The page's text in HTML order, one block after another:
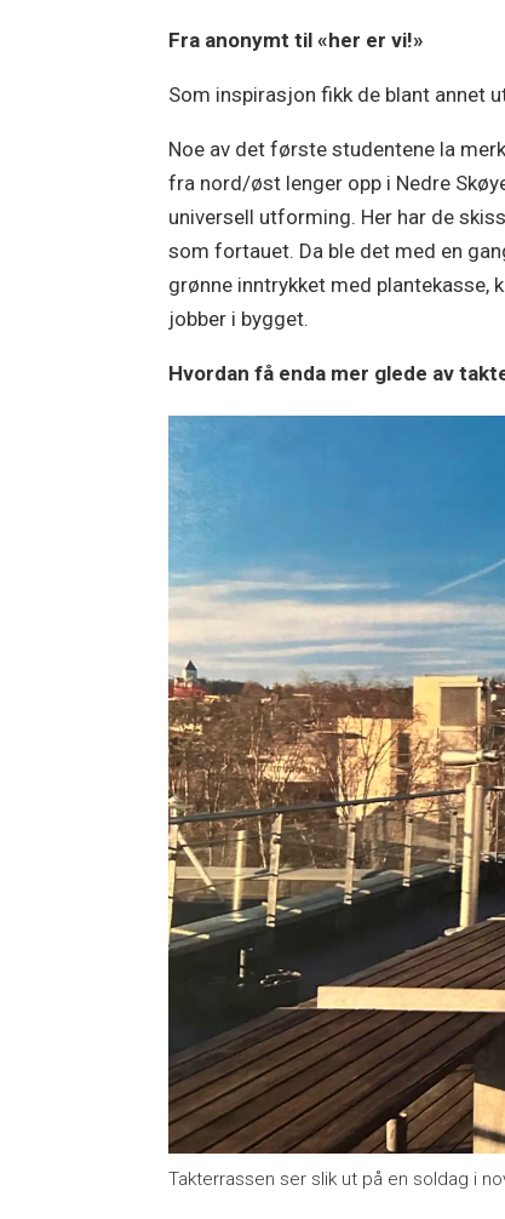
Fra anonymt til «her er vi!»
Som inspirasjon fikk de blant annet
Noe av det første studentene la
fra nord/øst lenger opp i Nedre
universell utforming. Her har de
som fortauet. Da ble det med en
grønne inntrykket med plantekasse,
jobber i bygget.
Hvordan få enda mer glede av
Takterrassen ser slik ut på en soldag i